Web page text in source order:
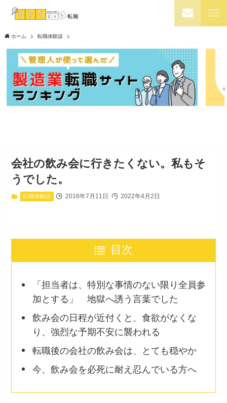
ホーム 転職体験談
会社の飲み会に行きたくない。私もそ
うでした。
転職体験談 2016年7月11日 2022年4月2日
目次
「担当者は、特別な事情のない限り全員参
加とする」 地獄へ誘う言葉でした
飲み会の日程が近付くと、食欲がなくな
り、強烈な予期不安に襲われる
転職後の会社の飲み会は、とても穏やか
今、飲み会を必死に耐え忍んでいる方へ